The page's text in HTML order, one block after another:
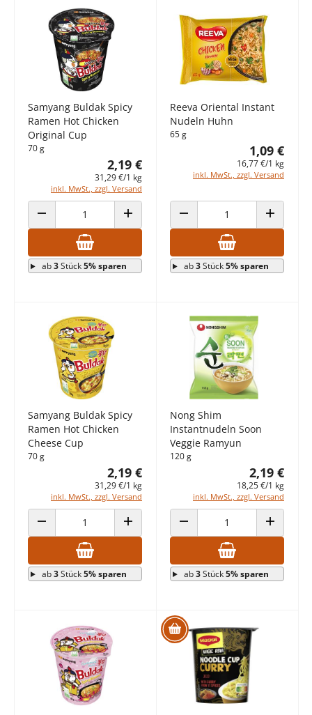
Samyang Buldak Spicy
Ramen Hot Chicken
Original Cup
70 g
2,19 €
31,29 €/1 kg
inkl. MwSt., zzgl. Versand
ANZAHL VERRINGERN ANZAHL ERHÖHEN
ab3Stück5% sparen
Reeva Oriental Instant
Nudeln Huhn
65 g
1,09 €
16,77 €/1 kg
inkl. MwSt., zzgl. Versand
ANZAHL VERRINGERN ANZAHL
ab3Stück5% sparen
Samyang Buldak Spicy
Ramen Hot Chicken
Cheese Cup
70 g
2,19 €
31,29 €/1 kg
inkl. MwSt., zzgl. Versand
ANZAHL VERRINGERN ANZAHL ERHÖHEN
ab3Stück5% sparen
Nong Shim
Instantnudeln Soon
Veggie Ramyun
120 g
2,19 €
18,25 €/1 kg
inkl. MwSt., zzgl. Versand
ANZAHL VERRINGERN ANZAHL
ab3Stück5% sparen